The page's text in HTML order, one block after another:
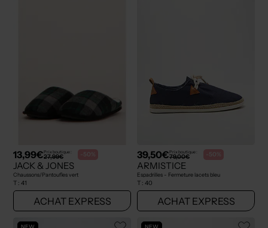
13,99€Prix boutique :
27,99€ -50%
JACK & JONES
Chaussons/Pantoufles vert
T : 41
ACHAT EXPRESS
39,50€Prix boutique :
79,00€ -50%
ARMISTICE
Espadrilles - Fermeture lacets bleu
T : 40
ACHAT EXPRESS
NEW NEW